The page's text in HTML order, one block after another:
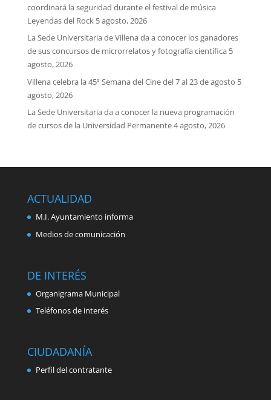
coordinará la seguridad durante el festival de música
Leyendas del Rock 5 agosto, 2026
La Sede Universitaria de Villena da a conocer los ganadores
de sus concursos de microrrelatos y fotografía científica 5
agosto, 2026
Villena celebra la 45ª Semana del Cine del 7 al 23 de agosto 5
agosto, 2026
La Sede Universitaria da a conocer la nueva programación
de cursos de la Universidad Permanente4 agosto, 2026
ACTUALIDAD
M.I. Ayuntamiento informa
Medios de comunicación
DE INTERÉS
Organigrama Municipal
Teléfonos de interés
CIUDADANÍA
Perfil del contratante